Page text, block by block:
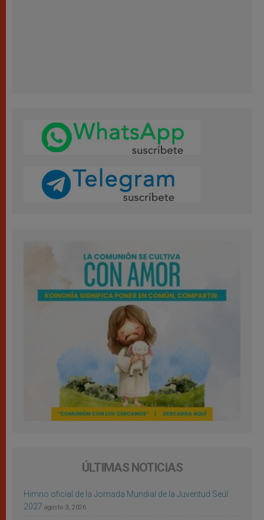
ÚLTIMAS NOTICIAS
Himno oficial de la Jornada Mundial de la Juventud Seúl
2027 agosto 3, 2026